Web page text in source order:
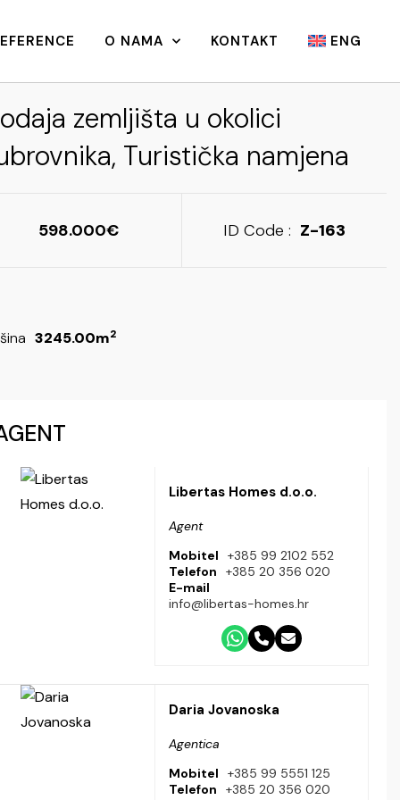
O NAMA KONTAKT ENG
zemljišta u okolici
Turistička namjena
3245.00m2
598.000 ID Code : Z-163
Libertas Homes d.o.o.
Agent
Mobitel
+385 99 2102 552
Telefon
+385 20 356 020
E-mail
info@libertas-homes.hr
Daria Jovanoska
Agentica
Mobitel
+385 99 5551 125
Telefon
+385 20 356 020